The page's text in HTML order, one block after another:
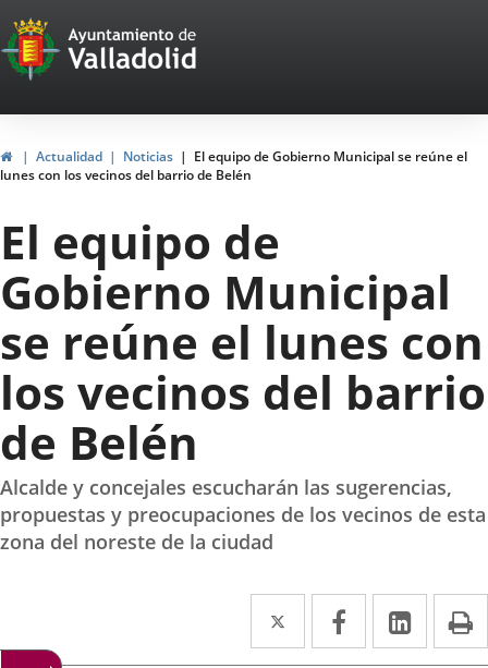
Portal
Web
del
Ayuntamiento
de
Valladolid
HomeActualidad Noticias
El equipo de Gobierno Municipal se reúne el
lunes con los vecinos del barrio de Belén
El equipo de
Gobierno Municipal
se reúne el lunes con
los vecinos del barrio
de Belén
Alcalde y concejales escucharán las sugerencias,
propuestas y preocupaciones de los vecinos de esta
zona del noreste de la ciudad
Twitter
Enlace
a
Facebook
Enlace
a
Enlace
a